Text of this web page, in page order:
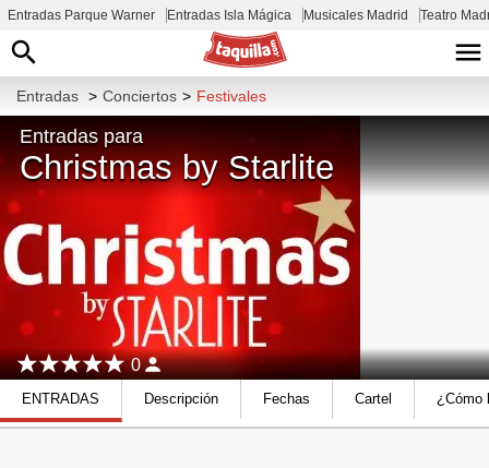
Entradas Parque Warner Entradas Isla Mágica Musicales Madrid Teatro
Entradas > Conciertos > Festivales
Entradas para
Christmas by Starlite
0
ENTRADAS Descripción Fechas Cartel ¿Cómo